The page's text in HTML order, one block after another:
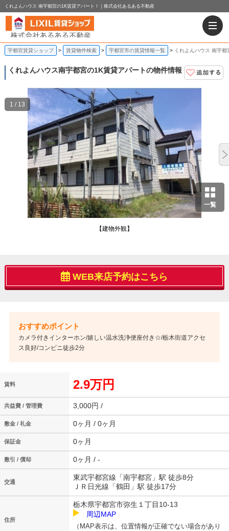
くれよんハウス 南宇都宮の1K賃貸アパート！｜株式会社あるある不動産
宇都宮賃貸ショップ 賃貸物件検索 宇都宮市の賃貸情報一覧 くれよんハウス 南宇
くれよんハウス南宇都宮の1K賃貸アパートの物件情報
一覧
【建物外観】
1 / 13
WEB来店予約はこちら
カメラ付きインターホン/嬉しい温水洗浄便座付き☆/栃木街道アクセ
ス良好/コンビニ徒歩2分
賃料 2.9万円
共益費 / 管理費 3,000円 /
敷金 / 礼金 0ヶ月 / 0ヶ月
保証金 0ヶ月
敷引 / 償却 0ヶ月 / -
交通
東武宇都宮線「南宇都宮」駅 徒歩8分
ＪＲ日光線「鶴田」駅 徒歩17分
住所
栃木県宇都宮市弥生１丁目10-13
周辺MAP
（MAP表示は、位置情報が正確でない場合があり